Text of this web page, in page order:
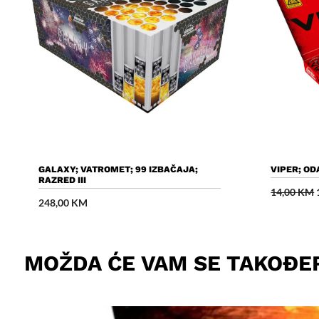
Dodaj U Košaricu
GALAXY; VATROMET; 99 IZBAČAJA;
RAZRED III
248,00 KM
VIPER;
14,00KM
MOŽDA ĆE VAM SE